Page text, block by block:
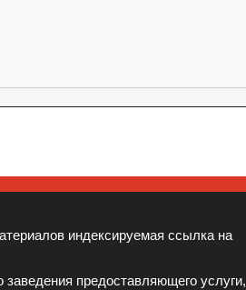
индексируемая ссылка на
предоставляющего услуги,